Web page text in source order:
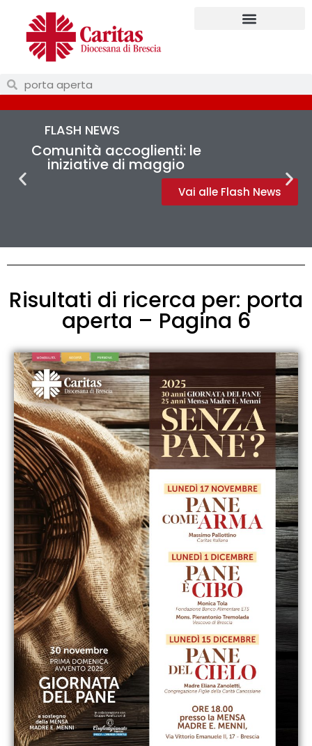
FLASH NEWS
Comunità accoglienti: le
iniziative di maggio
Vai alle Flash News
Risultati di ricerca per: porta
aperta – Pagina 6